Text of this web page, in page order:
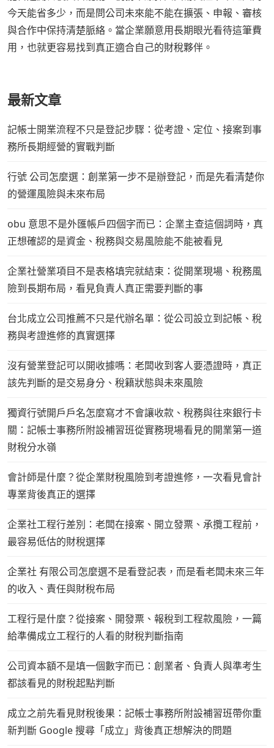
今天能省多少，而是問公司未來能不能在擴張、申報、審核
與合作中保持清楚脈絡。當企業願意用長期眼光看待這筆費
用，也就更容易找到真正適合自己的財稅夥伴。
最新文章
記帳士開業流程不只是登記步驟：從考證、定位、接案到事
務所長期經營的實戰判斷
行號 公司怎麼選：創業第一步不是辦登記，而是先看清楚你
的營運風險與未來布局
obu 意思不是外匯帳戶四個字而已：企業主查這個詞時，真
正想確認的是資金、稅務與交易風險能不能被看見
企業社營業項目不是表格填完就結束：從開業現場、稅務風
險到長期布局，看見負責人真正需要判斷的事
台北成立公司推薦不只是代辦名單：從公司設立到記帳、稅
務與考證進修的真實選擇
沒有營業登記可以開收據嗎：老闆收到客人要憑證時，真正
該先判斷的是交易身分、稅籍狀態與未來風險
獨資行號開戶戶名怎麼寫才不會讓收款、稅務與往來銀行卡
關：記帳士事務所附設補習班從實務現場看見的開業第一道
財稅分水嶺
會計師是什麼？從企業財稅風險到考證進修，一次看見會計
專業背後真正的選擇
企業社工程行差別：老闆在接案、開立發票、承攬工程前，
最容易低估的財稅選擇
企業社 有限公司怎麼選不是看登記表，而是看老闆未來三年
的收入、責任與財稅布局
工程行是什麼？從接案、開發票、報稅到工程款風險，一篇
給準備成立工程行的人看的財稅判斷指南
公司資本額不是填一個數字而已：創業者、負責人與準考生
都該看見的財稅起點判斷
成立之前先看見財稅後果：記帳士事務所附設補習班帶你重
新判斷 Google 搜尋「成立」背後真正想解決的問題